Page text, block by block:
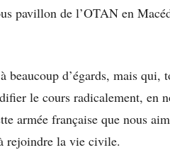
pavillon de l’OTAN en
beaucoup d’égards, mais qui,
le cours radicalement, en
armée française que nous
rejoindre la vie civile.